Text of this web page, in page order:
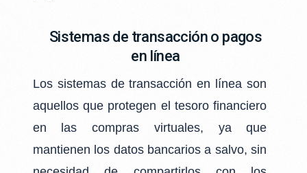
Sistemas de transacción o pagos
en línea
Los sistemas de transacción en línea son
aquellos que protegen el tesoro financiero
en lascompras virtuales, ya que
mantienen los datos bancarios a salvo, sin